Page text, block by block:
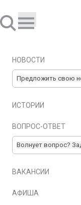
НОВОСТИ
Предложить свою
ИСТОРИИ
ВОПРОС-ОТВЕТ
Волнует вопрос?
ВАКАНСИИ
АФИША